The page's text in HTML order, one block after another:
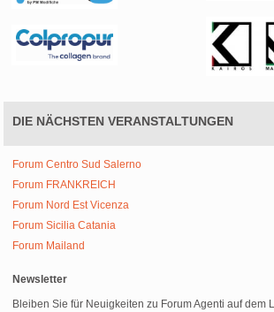
DIE NÄCHSTEN VERANSTALTUNGEN
Forum Centro Sud Salerno
Forum FRANKREICH
Forum Nord Est Vicenza
Forum Sicilia Catania
Forum Mailand
Newsletter
Bleiben Sie für Neuigkeiten zu Forum Agenti auf dem